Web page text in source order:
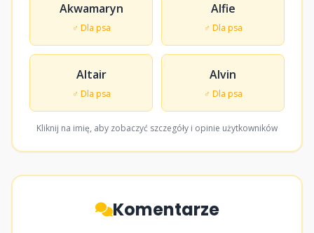
Akwamaryn
♂ Dla psa
Alfie
♂ Dla psa
Altair
♂ Dla psa
Alvin
♂ Dla psa
Kliknij na imię, aby zobaczyć szczegóły i opinie użytkowników
Komentarze